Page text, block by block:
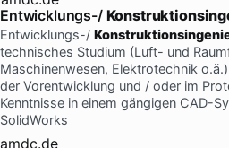
Entwicklungs-/
Entwicklungs-/
technisches Studium (Luft- und
Maschinenwesen, Elektrotechnik
der Vorentwicklung und / oder im
Kenntnisse in einem gängigen CAD-
SolidWorks
amdc.de